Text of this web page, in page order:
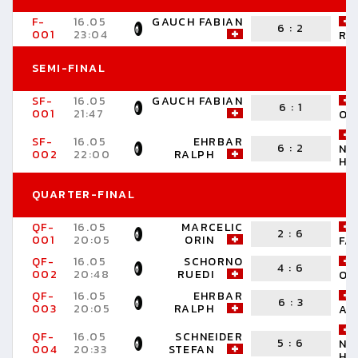
F-
001
16.05
23:04
GAUCH FABIAN 6 : 2
SEMI-FINAL
SF-
001
16.05
21:47
GAUCH FABIAN 6 :1
SF-
002
16.05
22:00
EHRBAR
RALPH 6 : 2
QUARTER-FINAL
QF-
001
16.05
20:05
MARCELIC
ORIN 2 : 6
QF-
002
16.05
20:48
SCHORNO
RUEDI 4 : 6
QF-
003
16.05
20:05
EHRBAR
RALPH 6 : 3
QF-
004
16.05
20:33
SCHNEIDER
STEFAN 5 : 6